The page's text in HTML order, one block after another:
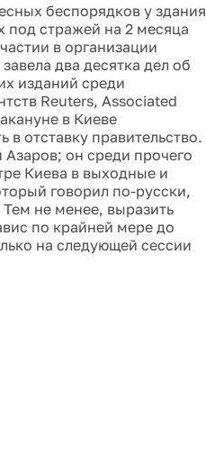
беспорядков у здания
под стражей на 2 месяца
в организации
два десятка дел об
изданий среди
Reuters, Associated
в Киеве
отставку правительство.
он среди прочего
Киева в выходные и
говорил по-русски,
не менее, выразить
по крайней мере до
на следующей сессии